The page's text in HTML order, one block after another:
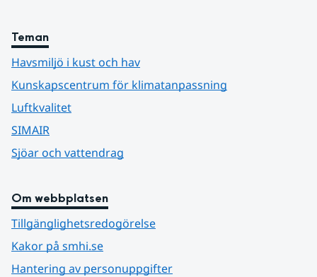
Teman
Havsmiljö i kust och hav
Kunskapscentrum för klimatanpassning
Luftkvalitet
SIMAIR
Sjöar och vattendrag
Om webbplatsen
Tillgänglighetsredogörelse
Kakor på smhi.se
Hantering av personuppgifter